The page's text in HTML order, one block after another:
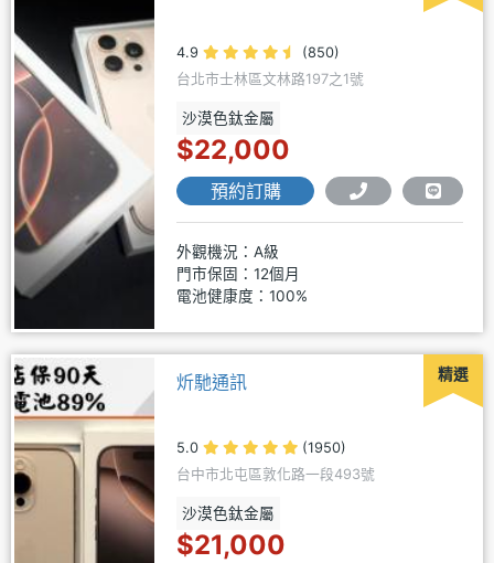
4.9
(850)
台北市士林區文林路197之1號
沙漠色鈦金屬
$22,000
預約訂購
外觀機況：A級
門市保固：12個月
電池健康度：100%
精選
炘馳通訊
5.0
(1950)
台中市北屯區敦化路一段493號
沙漠色鈦金屬
$21,000